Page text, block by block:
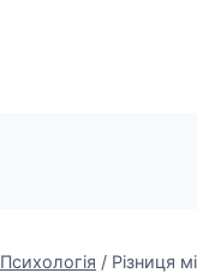
Психологія / Різниця